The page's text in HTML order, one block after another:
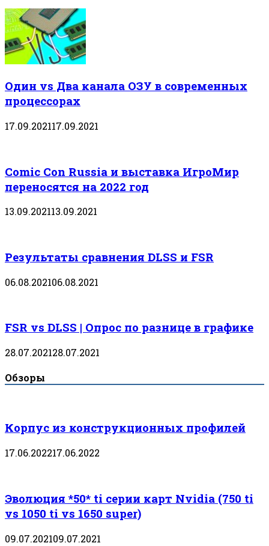
Один vs Два канала ОЗУ в современных
процессорах
17.09.202117.09.2021
Comic Con Russia и выставка ИгроМир
переносятся на 2022 год
13.09.202113.09.2021
Результаты сравнения DLSS и FSR
06.08.202106.08.2021
FSR vs DLSS | Опрос по разнице в графике
28.07.202128.07.2021
Обзоры
Корпус из конструкционных профилей
17.06.202217.06.2022
Эволюция *50* ti серии карт Nvidia (750 ti
vs 1050 ti vs 1650 super)
09.07.202109.07.2021